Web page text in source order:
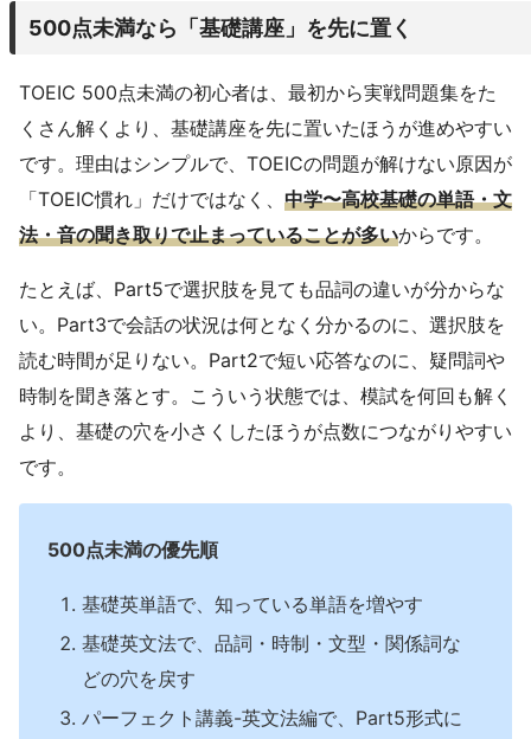
500点未満なら「基礎講座」を先に置く
TOEIC 500点未満の初心者は、最初から実戦問題集をた
くさん解くより、基礎講座を先に置いたほうが進めやすい
です。理由はシンプルで、TOEICの問題が解けない原因が
「TOEIC慣れ」だけではなく、 中学〜高校基礎の単語・文
法・音の聞き取りで止まっていることが多いからです。
たとえば、Part5で選択肢を見ても品詞の違いが分からな
い。Part3で会話の状況は何となく分かるのに、選択肢を
読む時間が足りない。Part2で短い応答なのに、疑問詞や
時制を聞き落とす。こういう状態では、模試を何回も解く
より、基礎の穴を小さくしたほうが点数につながりやすい
です。
500点未満の優先順
基礎英単語で、知っている単語を増やす
基礎英文法で、品詞・時制・文型・関係詞な
どの穴を戻す
パーフェクト講義-英文法編で、Part5形式に